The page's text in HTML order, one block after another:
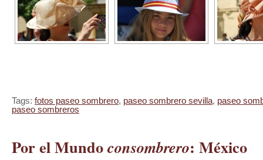
Tags: fotos paseo sombrero, paseo sombrero sevilla, paseo
paseo sombreros
Por el Mundoconsombrero: México